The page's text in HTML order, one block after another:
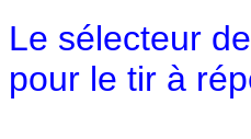
Le sélecteur
pour le tir à